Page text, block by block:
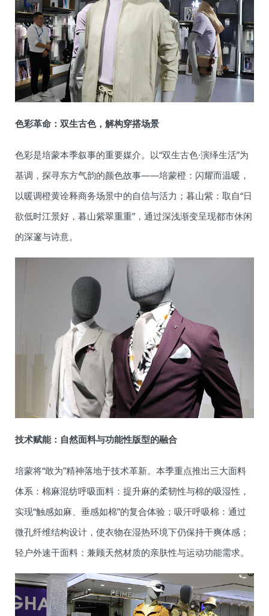
色彩革命：双生古色，解构穿搭场景
色彩是培蒙本季叙事的重要媒介。以“双生古色·演绎生活”为
基调，探寻东方气韵的颜色故事——培蒙橙：闪耀而温暖，
以暖调橙黄诠释商务场景中的自信与活力；暮山紫：取自“日
欲低时江景好，暮山紫翠重重”，通过深浅渐变呈现都市休闲
的深邃与诗意。
技术赋能：自然面料与功能性版型的融合
培蒙将“敢为”精神落地于技术革新。本季重点推出三大面料
体系：棉麻混纺呼吸面料：提升麻的柔韧性与棉的吸湿性，
实现“触感如麻、垂感如棉”的复合体验；吸汗呼吸棉：通过
微孔纤维结构设计，使衣物在湿热环境下仍保持干爽体感；
轻户外速干面料：兼顾天然材质的亲肤性与运动功能需求。